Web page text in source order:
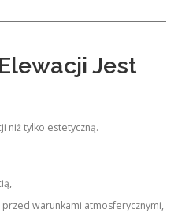
Jest
niż tylko estetyczną.
warunkami atmosferycznymi,